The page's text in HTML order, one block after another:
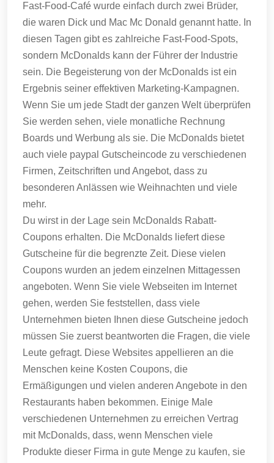
Fast-Food-Café wurde einfach durch zwei Brüder,
die waren Dick und Mac Mc Donald genannt hatte. In
diesen Tagen gibt es zahlreiche Fast-Food-Spots,
sondern McDonalds kann der Führer der Industrie
sein. Die Begeisterung von der McDonalds ist ein
Ergebnis seiner effektiven Marketing-Kampagnen.
Wenn Sie um jede Stadt der ganzen Welt überprüfen
Sie werden sehen, viele monatliche Rechnung
Boards und Werbung als sie. Die McDonalds bietet
auch viele paypal Gutscheincode zu verschiedenen
Firmen, Zeitschriften und Angebot, dass zu
besonderen Anlässen wie Weihnachten und viele
mehr.
Du wirst in der Lage sein McDonalds Rabatt-
Coupons erhalten. Die McDonalds liefert diese
Gutscheine für die begrenzte Zeit. Diese vielen
Coupons wurden an jedem einzelnen Mittagessen
angeboten. Wenn Sie viele Webseiten im Internet
gehen, werden Sie feststellen, dass viele
Unternehmen bieten Ihnen diese Gutscheine jedoch
müssen Sie zuerst beantworten die Fragen, die viele
Leute gefragt. Diese Websites appellieren an die
Menschen keine Kosten Coupons, die
Ermäßigungen und vielen anderen Angebote in den
Restaurants haben bekommen. Einige Male
verschiedenen Unternehmen zu erreichen Vertrag
mit McDonalds, dass, wenn Menschen viele
Produkte dieser Firma in gute Menge zu kaufen, sie